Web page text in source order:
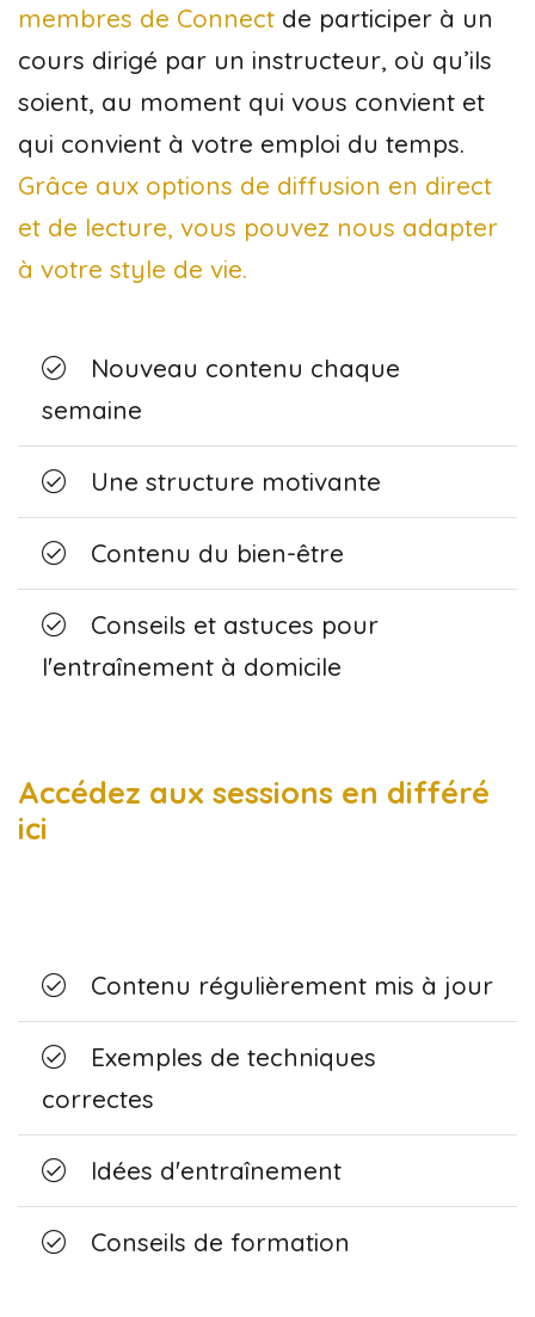
membres de Connect de participer à un
cours dirigé par un instructeur, où qu’ils
soient, au moment qui vous convient et
qui convient à votre emploi du temps.
Grâce aux options de diffusion en direct
et de lecture, vous pouvez nous adapter
à votre style de vie.
Nouveau contenu chaque
semaine
Une structure motivante
Contenu du bien-être
Conseils et astuces pour
l'entraînement à domicile
Accédez aux sessions en différé
ici
Contenu régulièrement mis à jour
Exemples de techniques
correctes
Idées d'entraînement
Conseils de formation